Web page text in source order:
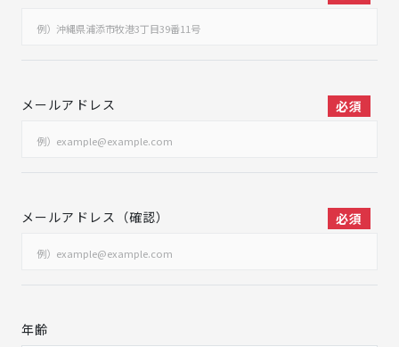
メールアドレス 必須
メールアドレス（確認） 必須
年齢